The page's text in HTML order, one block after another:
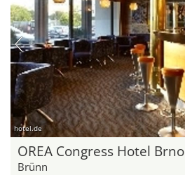
hotel.de
OREA Congress Hotel Brno
Brünn